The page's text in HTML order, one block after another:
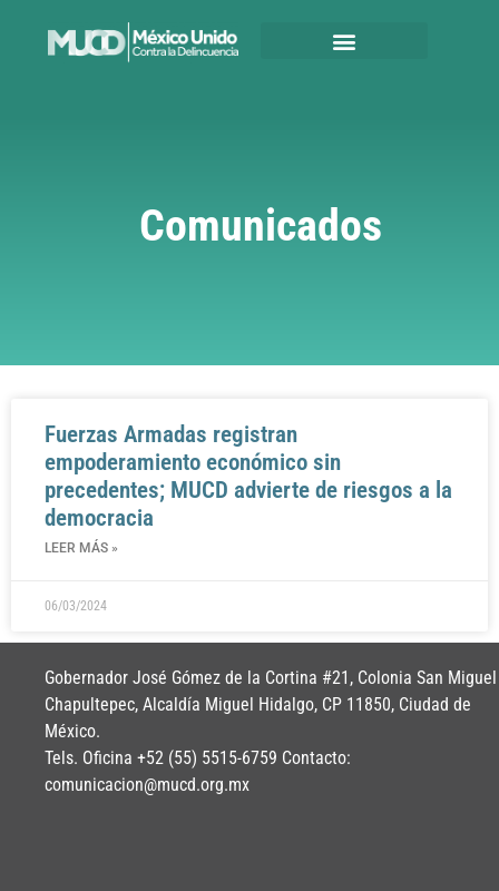
Comunicados
Fuerzas Armadas registran
empoderamiento económico sin
precedentes; MUCD advierte de riesgos a la
democracia
LEER MÁS »
06/03/2024
Gobernador José Gómez de la Cortina #21, Colonia San Miguel
Chapultepec, Alcaldía Miguel Hidalgo, CP 11850, Ciudad de
México.
Tels. Oficina +52 (55) 5515-6759 Contacto:
comunicacion@mucd.org.mx